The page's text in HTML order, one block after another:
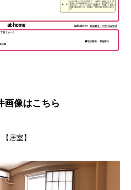
画像はこちら
【居室】